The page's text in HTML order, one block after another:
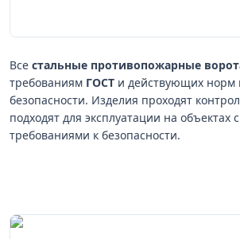
Все стальные противопожарные
требованиям ГОСТ и действующих норм
безопасности. Изделия проходят
подходят для эксплуатации на
требованиями к безопасности.